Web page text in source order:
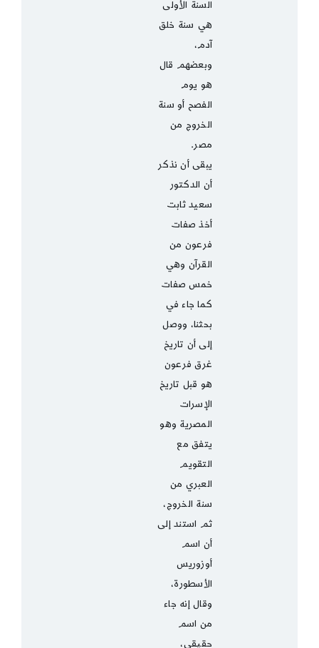
السنة الأولى
هي سنة خلق
آدم،
وبعضهم قال
هو يوم
الفصح أو سنة
الخروج من
مصر.
يبقى أن نذكر
أن الدكتور
سعيد ثابت
أخذ صفات
فرعون من
القرآن وهي
خمس صفات
كما جاء في
بحثنا، ووصل
إلى أن تاريخ
غرق فرعون
هو قبل تاريخ
الإسرات
المصرية وهو
يتفق مع
التقويم
العبري من
سنة الخروج،
ثم استند إلى
أن اسم
أوزوريس
الأسطورة،
وقال إنه جاء
من اسم
حقيقي،